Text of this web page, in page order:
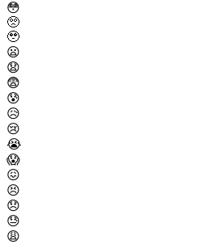
😳
🥺
🥹
😦
😧
😨
😰
😥
😢
😭
😱
😖
😣
😞
😓
😩